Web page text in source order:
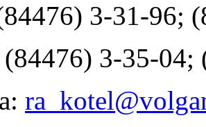
3-31-96;
3-35-04;